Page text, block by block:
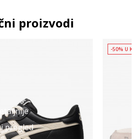
proizvodi
pregled
-50% U